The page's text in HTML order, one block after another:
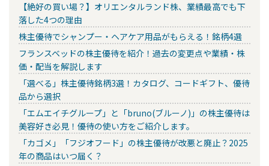
【絶好の買い場？】オリエンタルランド株、業績最高でも下
落した4つの理由
株主優待でシャンプー・ヘアケア用品がもらえる！銘柄4選
フランスベッドの株主優待を紹介！過去の変更点や業績・株
価・配当を解説します
「選べる」株主優待銘柄3選！カタログ、コードギフト、優待
品から選択
「エムエイチグループ」と「bruno(ブルーノ)」の株主優待は
美容好き必見！優待の使い方をご紹介します。
「カゴメ」「フジオフード」の株主優待が改悪と廃止？2025
年の商品はいつ届く？